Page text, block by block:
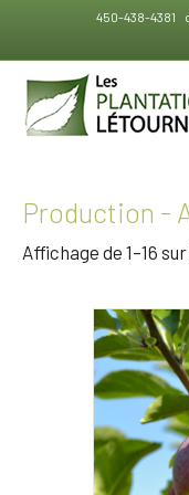
450-438-4381
Production -
Affichage de 1–16